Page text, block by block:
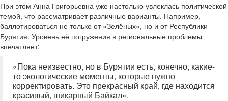
При этом Анна Григорьевна уже настолько увлеклась политической
темой, что рассматривает различные варианты. Например,
баллотироваться не только от «Зелёных», но и от Республики
Бурятия. Уровень её погружения в региональные проблемы
впечатляет:
«Пока неизвестно, но в Бурятии есть, конечно, какие-
то экологические моменты, которые нужно
корректировать. Это прекрасный край, где находится
красивый, шикарный Байкал».